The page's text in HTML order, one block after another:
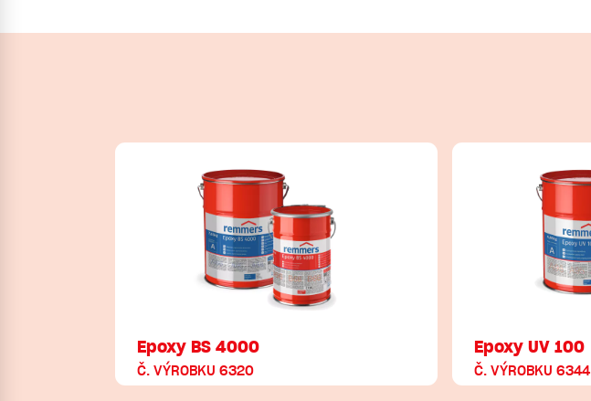
Epoxy BS 4000
Č. VÝROBKU 6320
Epoxy UV 100
Č. VÝROBKU 6344